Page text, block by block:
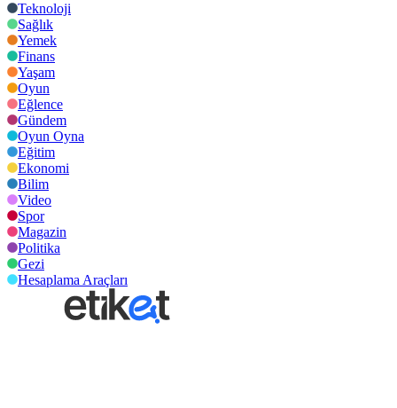
Teknoloji
Sağlık
Yemek
Finans
Yaşam
Oyun
Eğlence
Gündem
Oyun Oyna
Eğitim
Ekonomi
Bilim
Video
Spor
Magazin
Politika
Gezi
Hesaplama Araçları